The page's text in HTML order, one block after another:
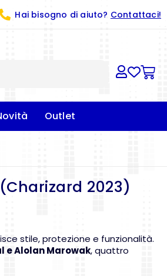
Hai bisogno di aiuto? Contattaci!
Outlet
2023)
stile, protezione e funzionalità.
e Alolan Marowak, quattro